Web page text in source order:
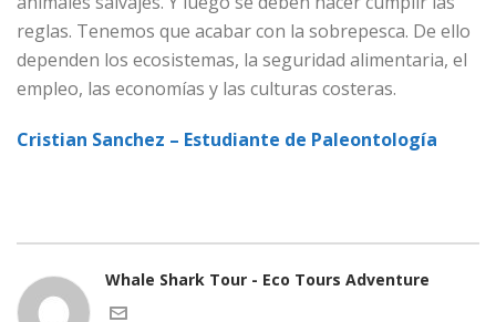
reglas. Tenemos que acabar con la sobrepesca. De ello
dependen los ecosistemas, la seguridad alimentaria, el
empleo, las economías y las culturas costeras.
Cristian Sanchez – Estudiante de Paleontología
Whale Shark Tour - Eco Tours Adventure